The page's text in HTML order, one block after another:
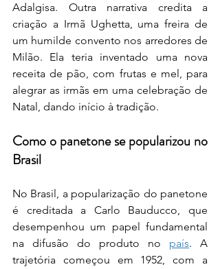
Adalgisa. Outra narrativa credita a
criação a Irmã Ughetta, uma freira de
um humilde convento nos arredores de
Milão. Ela teria inventado uma nova
receita de pão, com frutas e mel, para
alegrar as irmãs em uma celebração de
Natal, dando início à tradição.
Como o panetone se popularizou no
Brasil
No Brasil, a popularização do panetone
é creditada a Carlo Bauducco, que
desempenhou um papel fundamental
na difusão do produto no país. A
trajetória começou em 1952, com a